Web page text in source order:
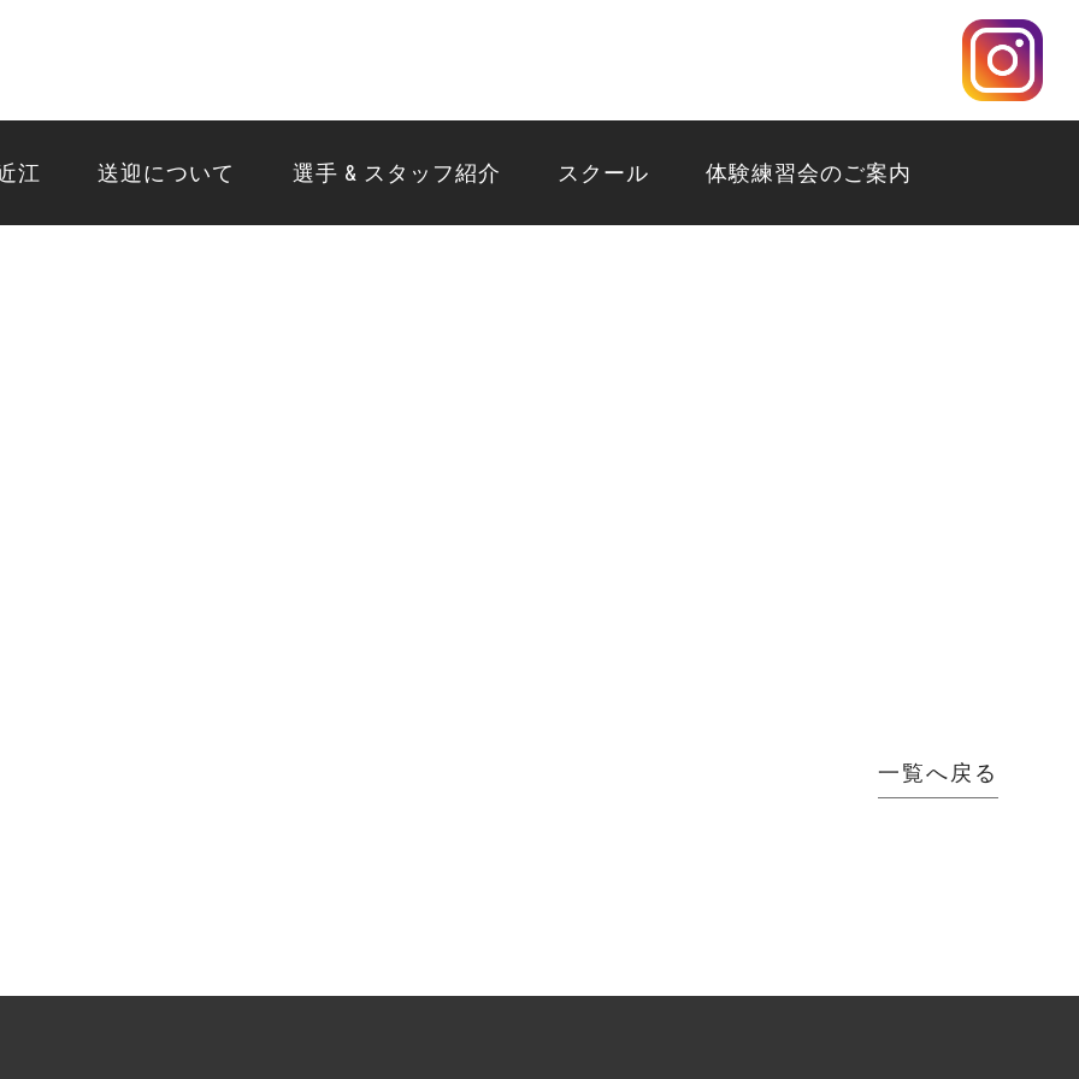
江 送迎について 選手 & スタッフ紹介 スクール 体験練習会のご案内
一覧へ戻る